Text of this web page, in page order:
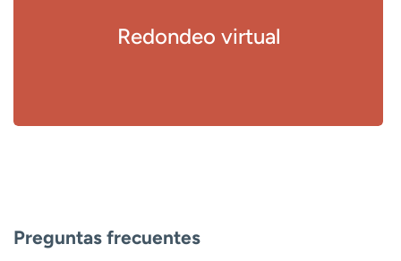
Redondeo virtual
Preguntas frecuentes